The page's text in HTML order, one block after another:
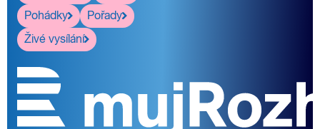
Pohádky
Pořady
Živé vysílání